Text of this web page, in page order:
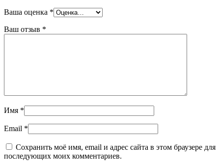
Ваша оценка *
Ваш отзыв *
Имя *
Email *
Сохранить моё имя, email и адрес сайта в этом браузере для
последующих моих комментариев.